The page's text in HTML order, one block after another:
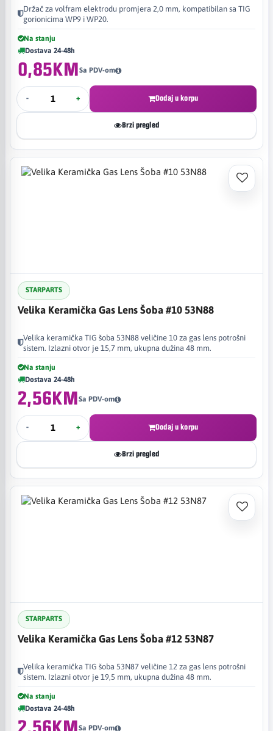
Držač za volfram elektrodu promjera 2,0 mm, kompatibilan sa TIG
gorionicima WP9 i WP20.
Na stanju
Dostava 24-48h
0,85KMSa PDV-om
- + Dodaj u korpu
Brzi pregled
STARPARTS
Velika Keramička Gas Lens Šoba #10 53N88
Velika keramička TIG šoba 53N88 veličine 10 za gas lens potrošni
sistem. Izlazni otvor je 15,7 mm, ukupna dužina 48 mm.
Na stanju
Dostava 24-48h
2,56KMSa PDV-om
- + Dodaj u korpu
Brzi pregled
STARPARTS
Velika Keramička Gas Lens Šoba #12 53N87
Velika keramička TIG šoba 53N87 veličine 12 za gas lens potrošni
sistem. Izlazni otvor je 19,5 mm, ukupna dužina 48 mm.
Na stanju
Dostava 24-48h
Sa PDV-om